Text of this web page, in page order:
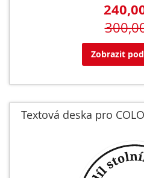
Zobrazit
Textová deska pro